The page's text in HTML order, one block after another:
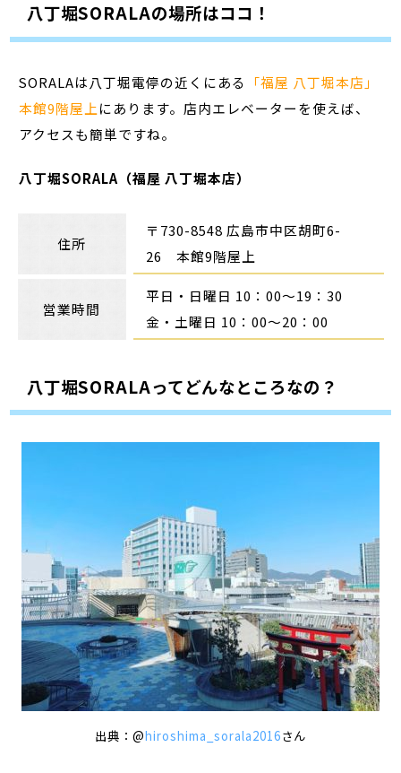
八丁堀SORALAの場所はココ！
SORALAは八丁堀電停の近くにある 「福屋 八丁堀本店」
本館9階屋上にあります。店内エレベーターを使えば、
アクセスも簡単ですね。
八丁堀SORALA（福屋 八丁堀本店）
住所
〒730-8548 広島市中区胡町6-
26 本館9階屋上
営業時間
平日・日曜日 10：00〜19：30
金・土曜日 10：00〜20：00
八丁堀SORALAってどんなところなの？
出典：@hiroshima_sorala2016さん